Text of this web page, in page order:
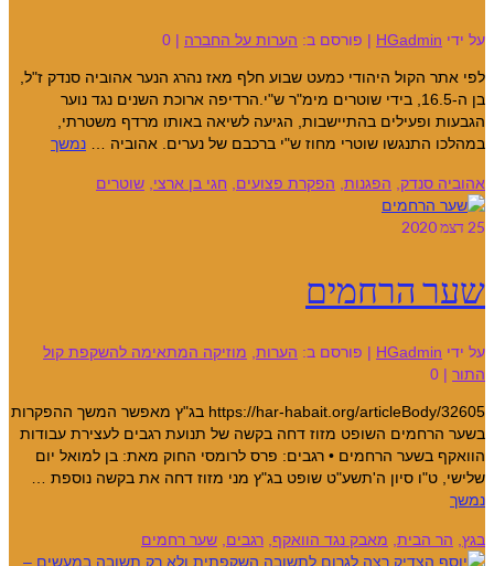
על ידי HGadmin
| פורסם ב: הערות על החברה |
0
לפי אתר הקול היהודי כמעט שבוע חלף מאז נהרג הנער אהוביה סנדק ז"ל,
בן ה-16.5, בידי שוטרים מימ"ר ש"י.הרדיפה ארוכת השנים נגד נוער
הגבעות ופעילים בהתיישבות, הגיעה לשיאה באותו מרדף משטרתי,
במהלכו התנגשו שוטרי מחוז ש"י ברכבם של נערים. אהוביה …
נמשך
אהוביה סנדק, הפגנות, הפקרת פצועים, חגי בן ארצי, שוטרים
25דצמ 2020
שער הרחמים
על ידי HGadmin
| פורסם ב: הערות, מוזיקה המתאימה להשקפת קול
התור |
0
https://har-habait.org/articleBody/32605 בג"ץ מאפשר המשך ההפקרות
בשער הרחמים ‏השופט מזוז דחה בקשה של תנועת רגבים לעצירת עבודות
הוואקף בשער הרחמים • רגבים: פרס לרומסי החוק מאת: בן למואל יום
שלישי, ט"ו סיון ה'תשע"ט שופט בג"ץ מני מזוז דחה את בקשה נוספת …
נמשך
בגץ, הר הבית, מאבק נגד הוואקף, רגבים, שער רחמים